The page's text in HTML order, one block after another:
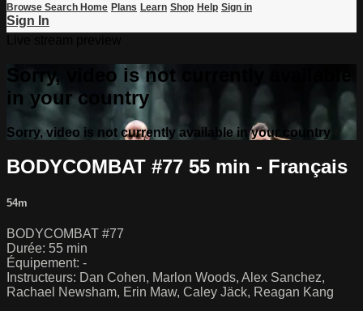
Browse Search Home Plans Learn Shop Help Sign in
Sign In
Sorry, video is not currently available
in your country
Sorry, video is not currently available in your country
BODYCOMBAT #77 55 min - Français
54m
BODYCOMBAT #77
Durée: 55 min
Équipement: -
Instructeurs: Dan Cohen, Marlon Woods, Alex Sanchez,
Rachael Newsham, Erin Maw, Caley Jäck, Reagan Kang